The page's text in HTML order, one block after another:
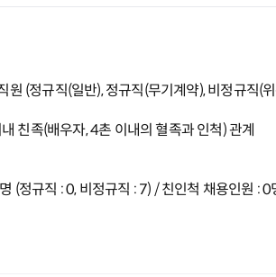
(정규직(일반), 정규직(무기계약), 비정규직(
친족(배우자, 4촌 이내의 혈족과 인척) 관계
정규직 : 0, 비정규직 : 7) / 친인척 채용인원 : 0